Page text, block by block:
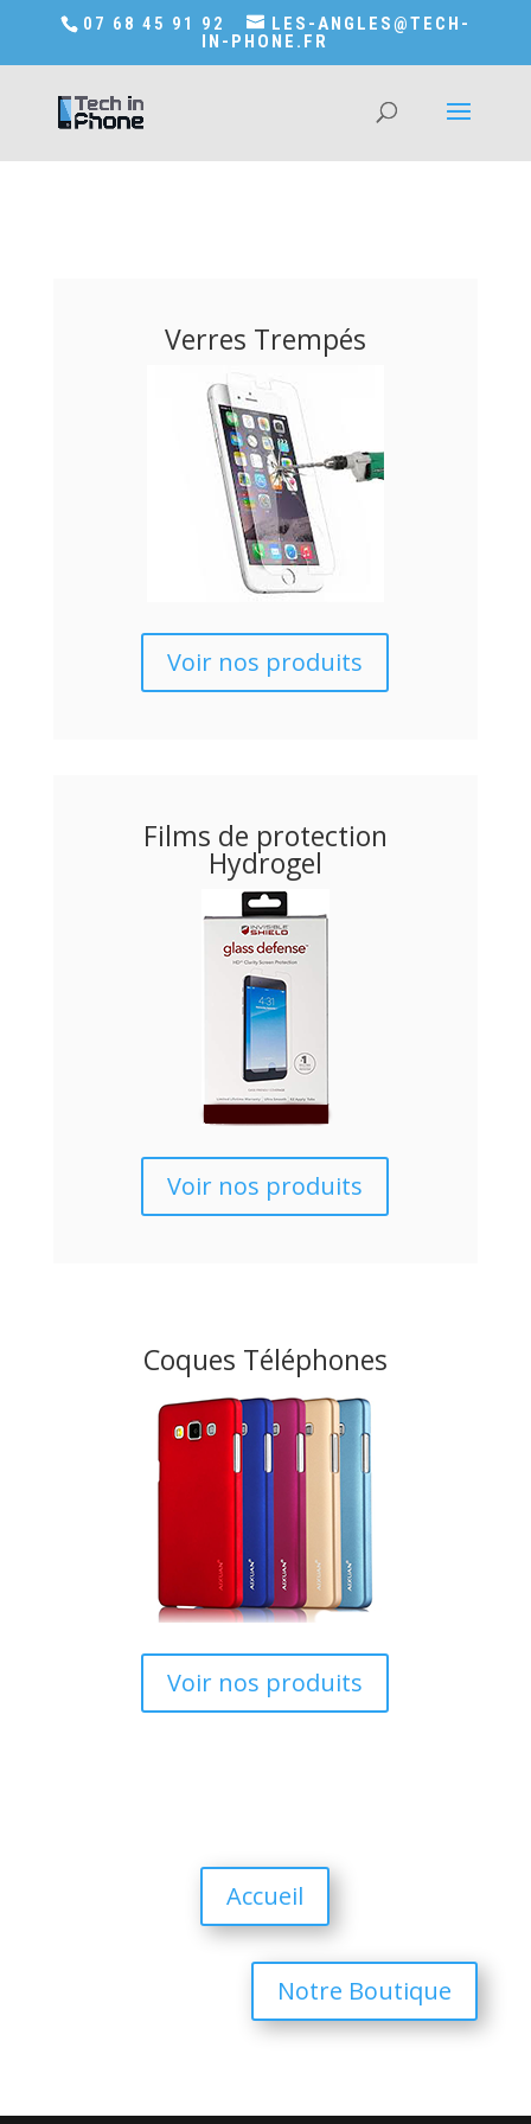
Accédez a Shop-in-tech-in-phone
07 68 45 91 92
LES-ANGLES@TECH-
IN-PHONE.FR
Verres Trempés
Voir nos produits
Films de protection
Hydrogel
Voir nos produits
Coques Téléphones
Voir nos produits
Accueil
Notre Boutique